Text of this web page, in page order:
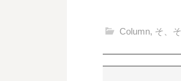
e
b
o
t
t
e
e
Column, そ、